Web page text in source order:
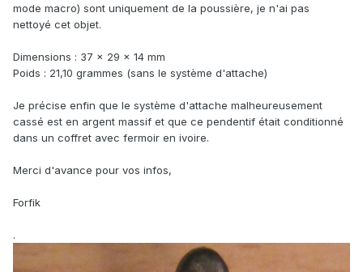
mode macro) sont uniquement de la poussière, je n'ai pas
nettoyé cet objet.
Dimensions : 37 x 29 x 14 mm
Poids : 21,10 grammes (sans le système d'attache)
Je précise enfin que le système d'attache malheureusement
cassé est en argent massif et que ce pendentif était conditionné
dans un coffret avec fermoir en ivoire.
Merci d'avance pour vos infos,
Forfik
.